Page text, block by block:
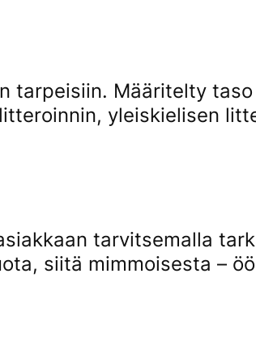
tarpeisiin. Määritelty
yleiskielisen
tarvitsemalla
siitä mimmoisesta –